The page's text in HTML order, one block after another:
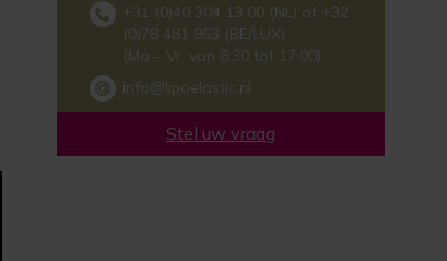
+31 (0)40 304 13 00 (NL) of +32
(0)78 481 963 (BE/LUX)
(Ma – Vr, van 8:30 tot 17:00)
info@lipoelastic.nl
Stel uw vraag